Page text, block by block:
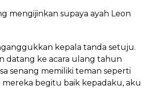
mengijinkan supaya ayah Leon
kepala tanda setuju.
datang ke acara ulang tahun
senang memiliki teman seperti
mereka begitu baik kepadaku, aku